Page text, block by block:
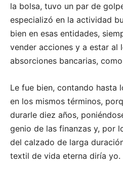
la bolsa, tuvo un par de
especializó en la actividad
bien en esas entidades,
vender acciones y a estar al
absorciones bancarias,
Le fue bien, contando hasta
en los mismos términos,
durarle diez años,
genio de las finanzas y, por
del calzado de larga
textil de vida eterna diría yo.